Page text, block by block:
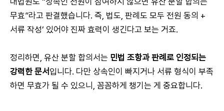
무효”라고 판결했습니다. 즉, 법도, 판례도 모두 전원 동의 +
서류 작성’ 있어야 진짜 효력이 생긴다고 보는 거죠.
정리하면, 유산 분할 합의서는 민법 조항과 판례로 인정되는
강력한 문서 입니다. 다만 상속인이 빠지거나 서류 형식이 부족
하면 무효가 될 수 있으니, 꼼꼼하게 챙기는 게 중요합니다.